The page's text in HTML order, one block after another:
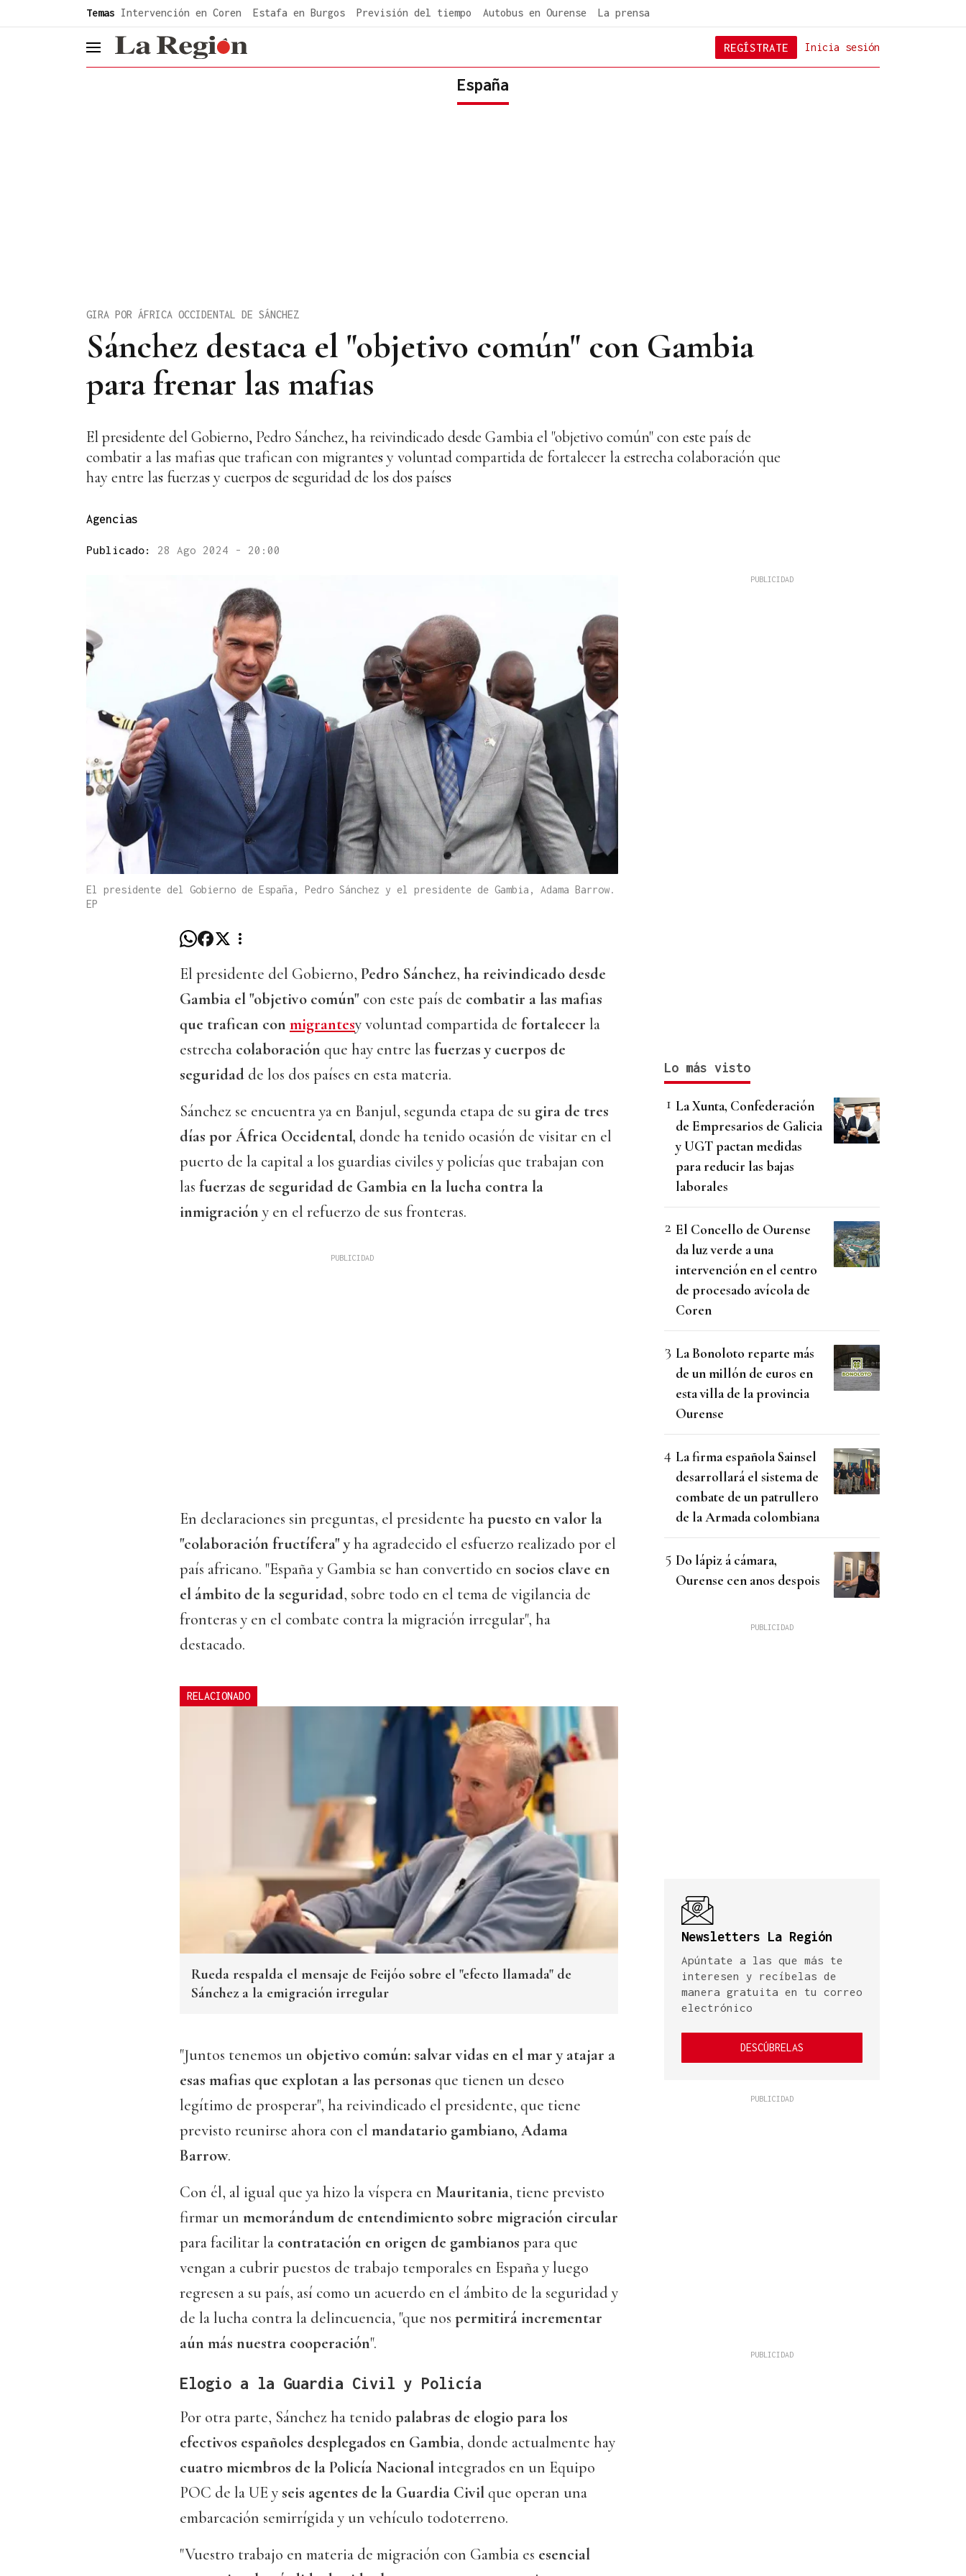
Temas Intervención en Coren Estafa en Burgos Previsión del tiempo Autobus en Ourense La prensa
header.menu.open Inicia sesión
REGÍSTRATE
España
Sánchez destaca el "objetivo común" con Gambia
para frenar las mafias
GIRA POR ÁFRICA OCCIDENTAL DE SÁNCHEZ
El presidente del Gobierno, Pedro Sánchez, ha reivindicado desde Gambia el "objetivo común" con este país de
combatir a las mafias que trafican con migrantes y voluntad compartida de fortalecer la estrecha colaboración que
hay entre las fuerzas y cuerpos de seguridad de los dos países
Agencias
Publicado: 28 Ago 2024 - 20:00
El presidente del Gobierno de España, Pedro Sánchez y el presidente de Gambia, Adama Barrow.
EP
El presidente del Gobierno, Pedro Sánchez, ha reivindicado desde
Gambia el "objetivo común" con este país de combatir a las mafias
que trafican con migrantesy voluntad compartida de fortalecer la
estrecha colaboración que hay entre las fuerzas y cuerpos de
seguridad de los dos países en esta materia.
Sánchez se encuentra ya en Banjul, segunda etapa de su gira de tres
días por África Occidental, donde ha tenido ocasión de visitar en el
puerto de la capital a los guardias civiles y policías que trabajan con
las fuerzas de seguridad de Gambia en la lucha contra la
inmigración y en el refuerzo de sus fronteras.
En declaraciones sin preguntas, el presidente hapuesto en valor la
"colaboración fructífera" yha agradecido el esfuerzo realizado por el
país africano. "España y Gambia se han convertido en socios clave en
el ámbito de la seguridad, sobre todo en el tema de vigilancia de
fronteras y en el combate contra la migración irregular", ha
destacado.
RELACIONADO
Rueda respalda el mensaje de Feijóo sobre el "efecto llamada" de
Sánchez a la emigración irregular
"Juntos tenemos un objetivo común: salvar vidas en el mar y atajar a
esas mafias que explotan a las personas que tienen un deseo
legítimo de prosperar", ha reivindicado el presidente, que tiene
previsto reunirse ahora con el mandatario gambiano, Adama
Barrow.
Con él, al igual que ya hizo la víspera en Mauritania, tiene previsto
firmar un memorándum de entendimiento sobre migración circular
para facilitar la contratación en origen de gambianos para que
vengan a cubrir puestos de trabajo temporales en España y luego
regresen a su país, así como un acuerdo en el ámbito de la seguridad y
de la lucha contra la delincuencia, "que nos permitirá incrementar
aún más nuestra cooperación".
Elogio a la Guardia Civil y Policía
Por otra parte, Sánchez ha tenido palabras de elogio para los
efectivos españoles desplegados en Gambia, donde actualmente hay
cuatro miembros de la Policía Nacional integrados en un Equipo
POC de la UE y seis agentes de la Guardia Civilque operan una
embarcación semirrígida y un vehículo todoterreno.
"Vuestro trabajo en materia de migración con Gambia es esencial
Lo más visto
La Xunta, Confederación
de Empresarios de Galicia
y UGT pactan medidas
para reducir las bajas
laborales
El Concello de Ourense
da luz verde a una
intervención en el centro
de procesado avícola de
Coren
La Bonoloto reparte más
de un millón de euros en
esta villa de la provincia
Ourense
La firma española Sainsel
desarrollará el sistema de
combate de un patrullero
de la Armada colombiana
Do lápiz á cámara,
Ourense cen anos despois
Newsletters La Región
Apúntate a las que más te
interesen y recíbelas de
manera gratuita en tu correo
electrónico
DESCÚBRELAS